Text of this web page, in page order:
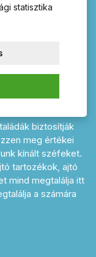
kilincset
kivitelben, nem
megtalál
a megálmodott
majd a különböző
és
biztosítják
meg értékei
kínált széfeket.
tartozékok, ajtó
mind megtalálja itt
a számára
statisztika